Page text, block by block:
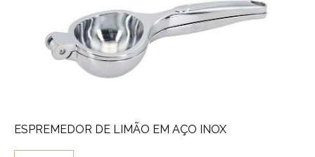
ESPREMEDOR DE LIMÃO EM AÇO INOX